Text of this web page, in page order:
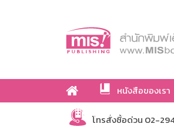
หนังสือของเรา
เกี่ยวกับเรา
โทรสั่งซื้อด่วน 02-